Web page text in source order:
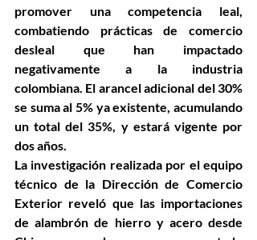
promover una competencia leal,
combatiendo prácticas de comercio
desleal que han impactado
negativamente a la industria
colombiana. El arancel adicional del 30%
se suma al 5% ya existente, acumulando
un total del 35%, y estará vigente por
dos años.
La investigación realizada por el equipo
técnico de la Dirección de Comercio
Exterior reveló que las importaciones
de alambrón de hierro y acero desde